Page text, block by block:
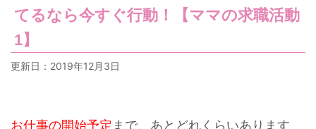
てるなら今すぐ行動！【ママの求職活動
1】
更新日： 2019年12月3日
お仕事の開始予定 まで、あとどれくらいあります